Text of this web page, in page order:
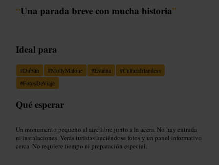
“Una parada breve con mucha historia”
Ideal para
#Dublín #MollyMalone #Estatua #CulturaIrlandesa
#FotosDeViaje
Qué esperar
Un monumento pequeño al aire libre junto a la acera. No hay entrada
ni instalaciones. Verás turistas haciéndose fotos y un panel informativo
cerca. No requiere tiempo ni preparación especial.